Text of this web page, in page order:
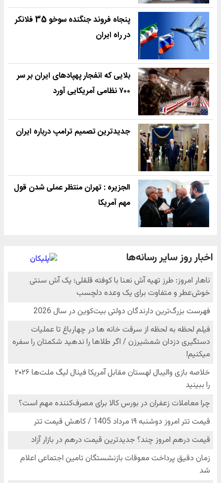
پنجاه فروند جنگنده سوخو 35 فلانکر
در راه ایران
بلایی که انفجار پهپادهای ایران بر سر
۷۰۰ نظامی آمریکایی آورد
جدیدترین تصمیم ترامپ درباره ایران
الجزیره : تهران منتظر عملی شدن قول
مهم آمریکا